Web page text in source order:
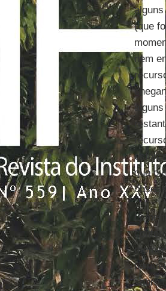
(que
nem
que o
sobre